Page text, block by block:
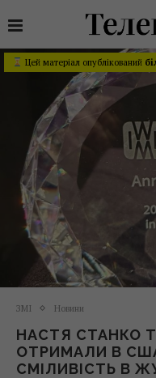
Цей матеріал опублікований
ЗМІ Новини
НАСТЯ СТАНКО
ОТРИМАЛИ В
СМІЛИВІСТЬ В